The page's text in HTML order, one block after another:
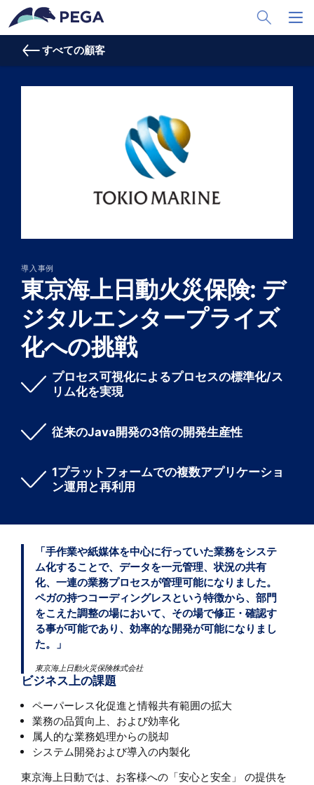
メインコンテンツに飛ぶ
Toggle
すべての顧客
導入事例
東京海上日動火災保険: デ
ジタルエンタープライズ
化への挑戦
プロセス可視化によるプロセスの標準化/ス
リム化を実現
従来のJava開発の3倍の開発生産性
1プラットフォームでの複数アプリケーショ
ン運用と再利用
「手作業や紙媒体を中心に行っていた業務をシステ
ム化することで、データを一元管理、状況の共有
化、一連の業務プロセスが管理可能になりました。
ペガの持つコーディングレスという特徴から、部門
をこえた調整の場において、その場で修正・確認す
る事が可能であり、効率的な開発が可能になりまし
た。」
東京海上日動火災保険株式会社
ビジネス上の課題
ペーパーレス化促進と情報共有範囲の拡大
業務の品質向上、および効率化
属人的な業務処理からの脱却
システム開発および導入の内製化
東京海上日動では、お客様への「安心と安全」 の提供を